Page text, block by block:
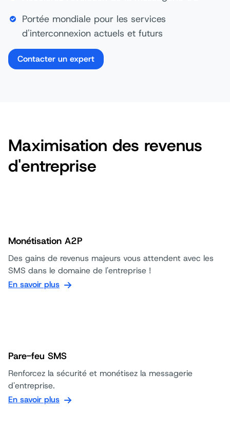
Portée mondiale pour les services
d'interconnexion actuels et futurs
Contacter un expert
Maximisation des revenus
d'entreprise
Monétisation A2P
Des gains de revenus majeurs vous attendent avec les
SMS dans le domaine de l'entreprise !
En savoir plus
Pare-feu SMS
Renforcez la sécurité et monétisez la messagerie
d'entreprise.
En savoir plus